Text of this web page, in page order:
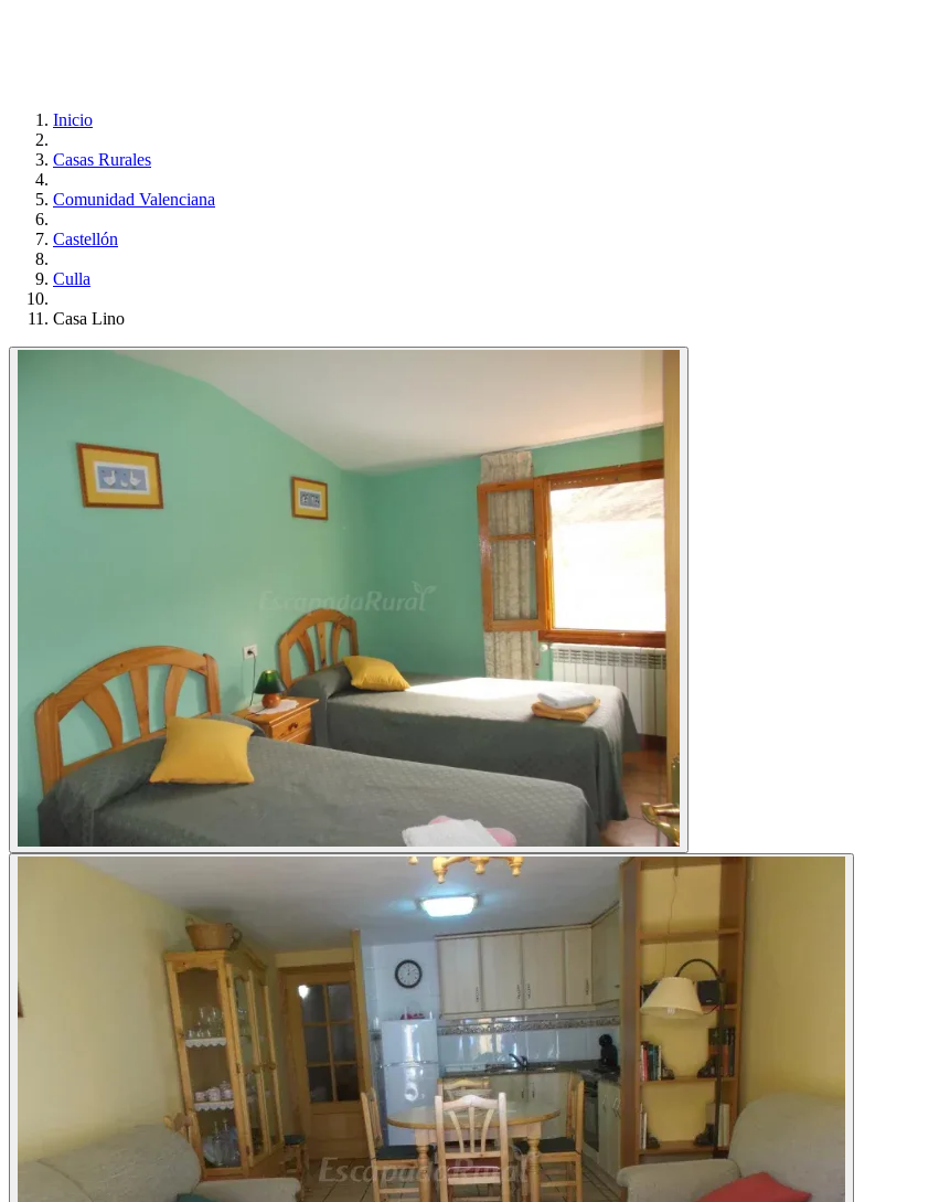
Inicio
Casas Rurales
Comunidad Valenciana
Castellón
Culla
Casa Lino